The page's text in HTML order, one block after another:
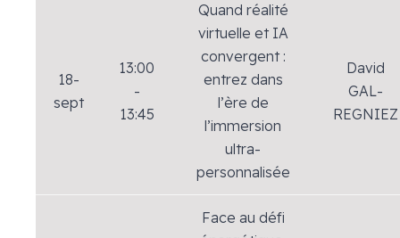
18-
sept
13:00
-
13:45
Quand réalité
virtuelle et IA
convergent :
entrez dans
l’ère de
l’immersion
ultra-
personnalisée
David
GAL-
REGNIEZ
Face au défi